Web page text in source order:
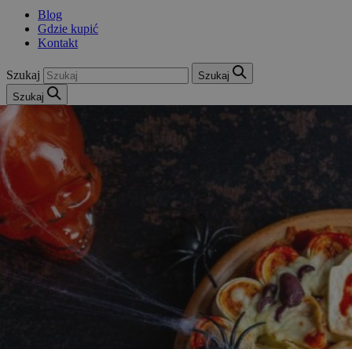
Blog
Gdzie kupić
Kontakt
Szukaj
Szukaj
Szukaj